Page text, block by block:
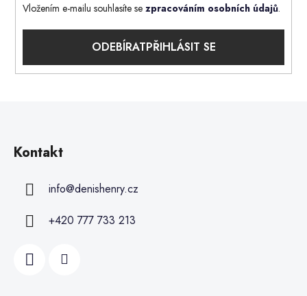
Vložením e-mailu souhlasíte se zpracováním osobních údajů.
PŘIHLÁSIT SE
Kontakt
info@denishenry.cz
+420 777 733 213